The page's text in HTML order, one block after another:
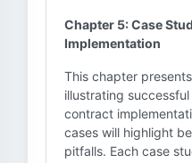
Chapter 5: Case
Implementation
This chapter
illustrating
contract
cases will highlight
pitfalls. Each case